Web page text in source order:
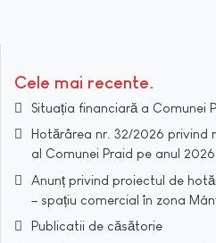
Cele mai recente
Situația financiară a Comunei
Hotărârea nr. 32/2026 privind
al Comunei Praid pe anul 2026
Anunț privind proiectul de
– spațiu comercial în zona
Publicatii de căsătorie